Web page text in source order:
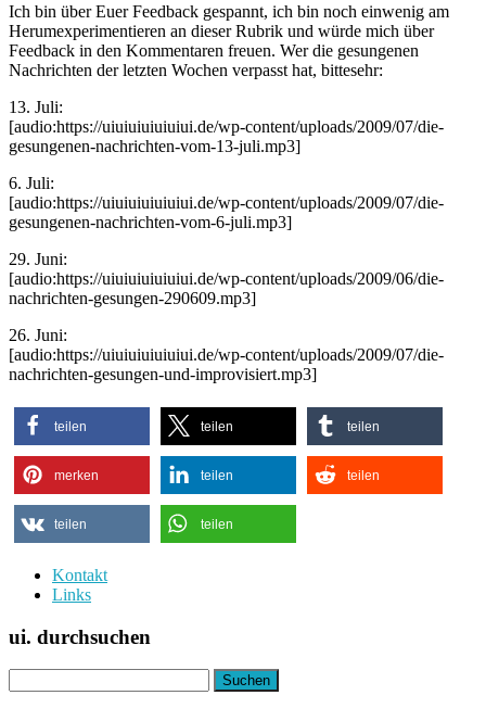
Ich bin über Euer Feedback gespannt, ich bin noch einwenig am
Herumexperimentieren an dieser Rubrik und würde mich über
Feedback in den Kommentaren freuen. Wer die gesungenen
Nachrichten der letzten Wochen verpasst hat, bittesehr:
13. Juli:
[audio:https://uiuiuiuiuiuiui.de/wp-content/uploads/2009/07/die-
gesungenen-nachrichten-vom-13-juli.mp3]
6. Juli:
[audio:https://uiuiuiuiuiuiui.de/wp-content/uploads/2009/07/die-
gesungenen-nachrichten-vom-6-juli.mp3]
29. Juni:
[audio:https://uiuiuiuiuiuiui.de/wp-content/uploads/2009/06/die-
nachrichten-gesungen-290609.mp3]
26. Juni:
[audio:https://uiuiuiuiuiuiui.de/wp-content/uploads/2009/07/die-
nachrichten-gesungen-und-improvisiert.mp3]
teilen teilen teilen
merken teilen teilen
teilen teilen
Kontakt
Links
ui. durchsuchen
nach: